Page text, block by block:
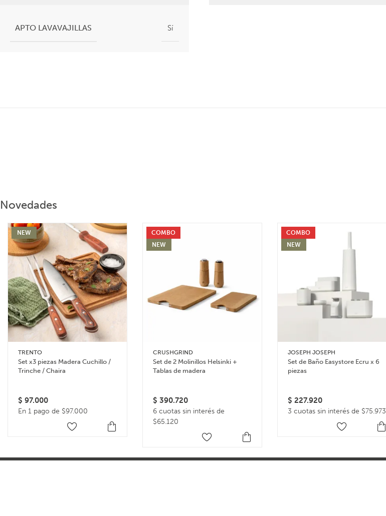
APTO LAVAVAJILLAS Sí
Novedades
NEW
TRENTO
Set x3 piezas Madera Cuchillo /
Trinche / Chaira
$ 97.000
En 1 pago de $97.000
COMBO
NEW
CRUSHGRIND
Set de 2 Molinillos Helsinki +
Tablas de madera
$ 390.720
6 cuotas sin interés de
$65.120
COMBO
NEW
JOSEPH JOSEPH
Set de Baño Easystore Ecru x 6
piezas
$ 227.920
3 cuotas sin interés de $75.973